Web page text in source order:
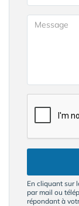
En cliquant sur
par mail ou
répondant à